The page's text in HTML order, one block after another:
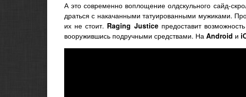
А это современно воплощение олдскульного сайд-
драться с накачанными татуированными мужиками.
их не стоит. Raging Justiceпредоставит
вооружившись подручными средствами. На Android и